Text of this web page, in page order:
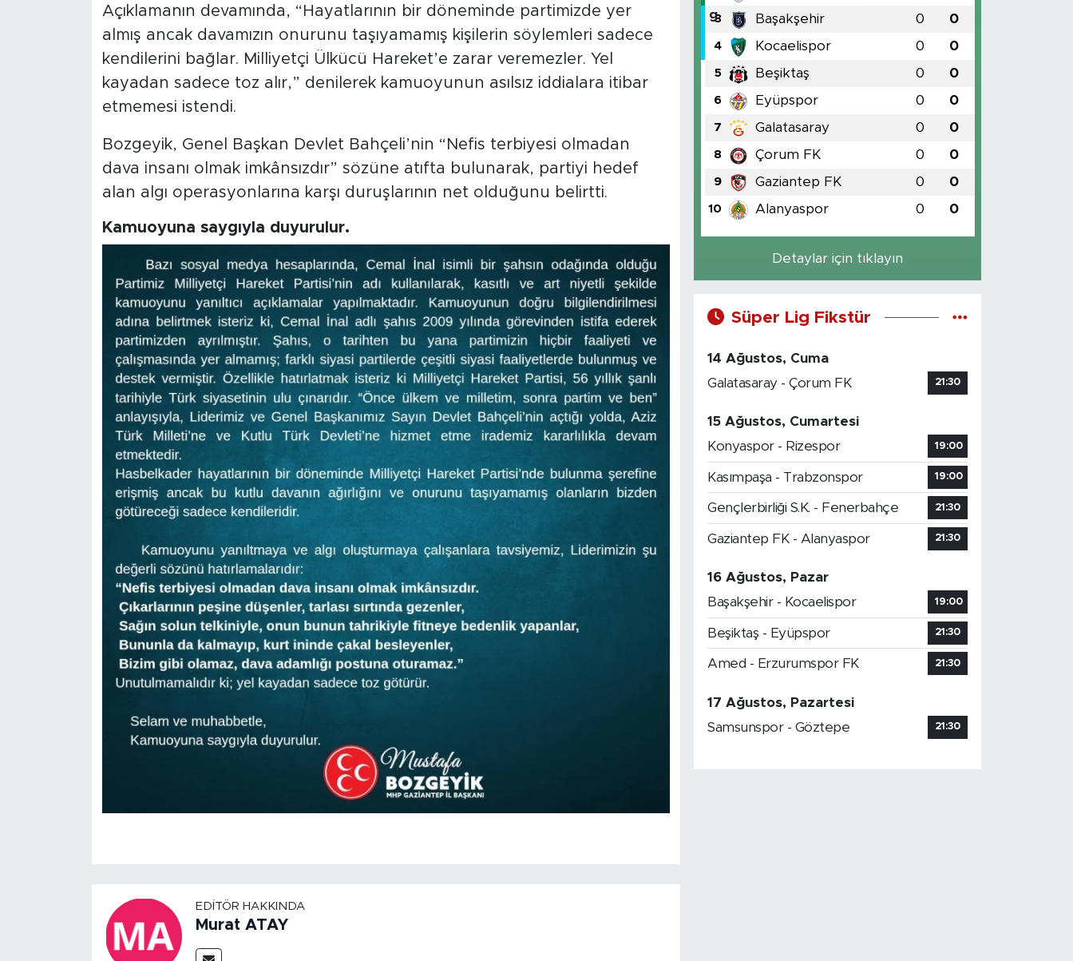
Açıklamanın devamında, “Hayatlarının bir döneminde partimizde yer
almış ancak davamızın onurunu taşıyamamış kişilerin söylemleri sadece
kendilerini bağlar. Milliyetçi Ülkücü Hareket’e zarar veremezler. Yel
kayadan sadece toz alır,” denilerek kamuoyunun asılsız iddialara itibar
etmemesi istendi.
Bozgeyik, Genel Başkan Devlet Bahçeli’nin “Nefis terbiyesi olmadan
dava insanı olmak imkânsızdır” sözüne atıfta bulunarak, partiyi hedef
alan algı operasyonlarına karşı duruşlarının net olduğunu belirtti.
Kamuoyuna saygıyla duyurulur.
EDITÖR HAKKINDA
Murat ATAY
3 Başakşehir 0 0
4 Kocaelispor 0 0
5 Beşiktaş 0 0
6 Eyüpspor 0 0
7 Galatasaray 0 0
8 Çorum FK 0 0
9 Gaziantep FK 0 0
10 Alanyaspor 0 0
Detaylar için tıklayın
Süper Lig Fikstür
14 Ağustos, Cuma
Galatasaray - Çorum FK
21:30
15 Ağustos, Cumartesi
Konyaspor - Rizespor
19:00
Kasımpaşa - Trabzonspor 19:00
Gençlerbirliği S.K. - Fenerbahçe 21:30
Gaziantep FK - Alanyaspor 21:30
16 Ağustos, Pazar
Başakşehir - Kocaelispor
19:00
Beşiktaş - Eyüpspor 21:30
Amed - Erzurumspor FK 21:30
17 Ağustos, Pazartesi
Samsunspor - Göztepe
21:30